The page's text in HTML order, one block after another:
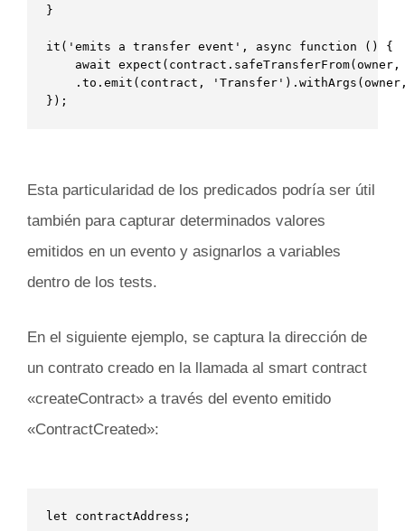
}
it('emits a transfer event', async function () {
await
.to.emit(contract,
});
Esta particularidad de los predicados podría ser útil
también para capturar determinados valores
emitidos en un evento y asignarlos a variables
dentro de los tests.
En el siguiente ejemplo, se captura la dirección de
un contrato creado en la llamada al smart contract
«createContract» a través del evento emitido
«ContractCreated»:
let contractAddress;